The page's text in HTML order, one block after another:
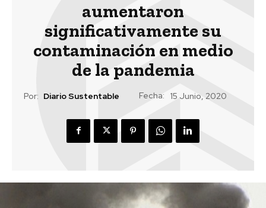
aumentaron
significativamente su
contaminación en medio
de la pandemia
Por: Diario Sustentable Fecha: 15 Junio, 2020